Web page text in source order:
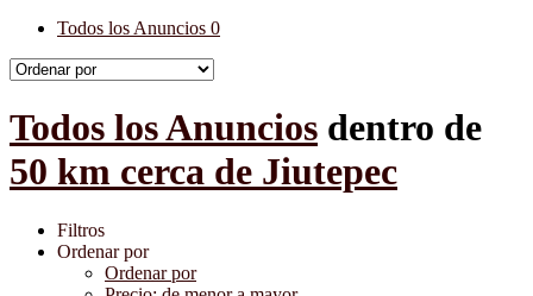
Todos los Anuncios 0
Todos los Anuncios dentro de
50 km cerca de Jiutepec
Filtros
Ordenar por
Ordenar por